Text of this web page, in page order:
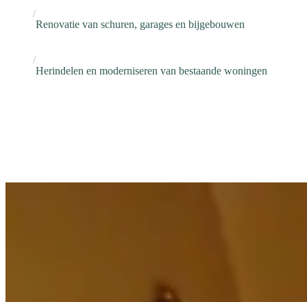
Renovatie van schuren, garages en bijgebouwen
Herindelen en moderniseren van bestaande woningen